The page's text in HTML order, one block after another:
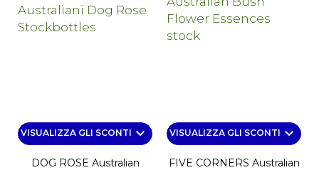
VISUALIZZA GLI SCONTI keyboard_arrow_down
DOG ROSE Australian
VISUALIZZA GLI SCONTI keyboard_arrow_down
FIVE CORNERS Australian